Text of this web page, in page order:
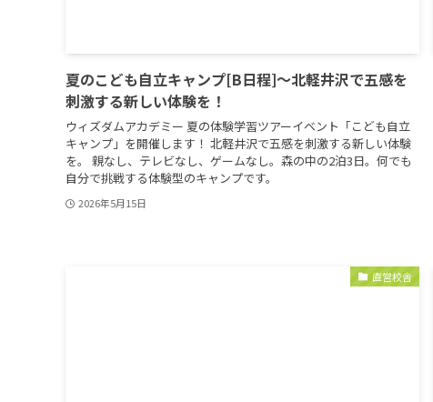
夏のこども自立キャンプ[B日程]〜北軽井沢で五感を
刺激する新しい体験を！
ウィズダムアカデミー 夏の体験学習ツアーイベント「こども自立
キャンプ」を開催します！ 北軽井沢で五感を刺激する新しい体験
を。 親なし、テレビなし、ゲームなし。森の中の2泊3日。何でも
自分で挑戦する体験型のキャンプです。
2026年5月15日
直営校舎